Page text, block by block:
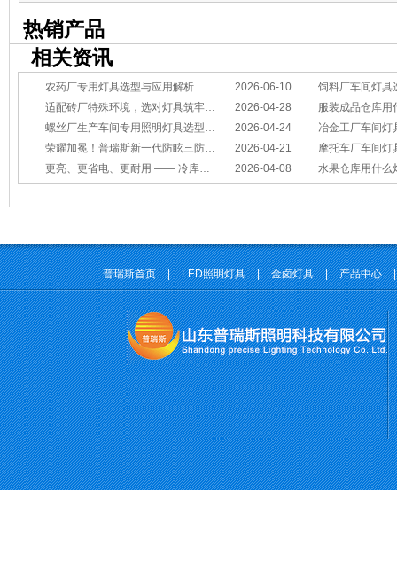
热销产品
相关资讯
2026-06-10
农药厂专用灯具选型与应用解析
饲料厂车间灯具
2026-04-28
适配砖厂特殊环境，选对灯具筑牢生产安全线
服装成品仓库用
2026-04-24
螺丝厂生产车间专用照明灯具选型方案
冶金工厂车间灯具选型指南：
2026-04-21
荣耀加冕！普瑞斯新一代防眩三防灯BC-L斩获2026阿拉丁神灯奖
摩托车厂车间灯具怎么选？
2026-04-08
更亮、更省电、更耐用 —— 冷库照明优选 水果仓库用什么
普瑞斯首页 | LED照明灯具 | 金卤灯具 | 产品中心 |